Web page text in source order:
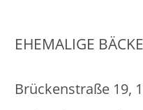
EHEMALIGE
Brückenstraße 19,